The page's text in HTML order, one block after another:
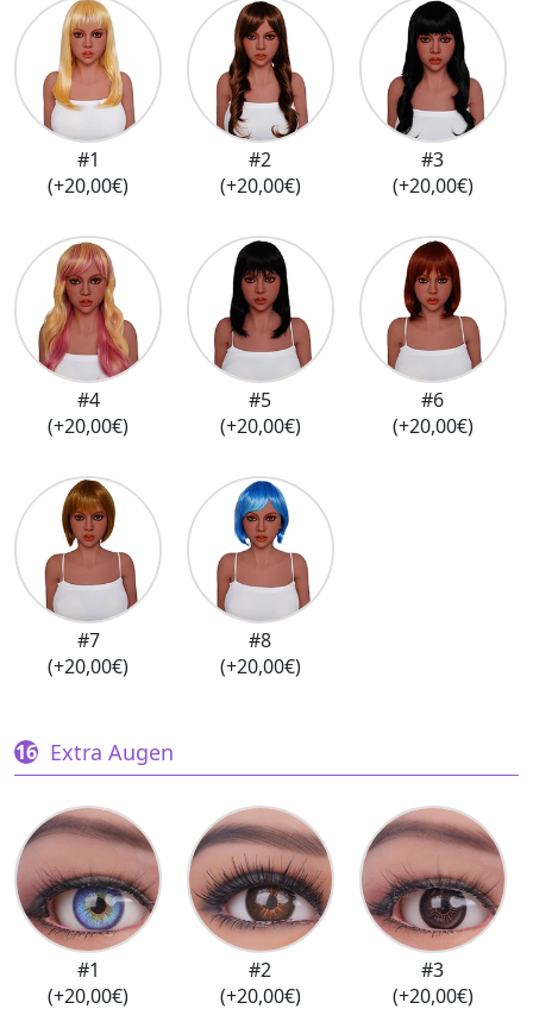
#1
(+20,00€)
#2
(+20,00€)
#3
(+20,00€)
#4
(+20,00€)
#5
(+20,00€)
#6
(+20,00€)
#7
(+20,00€)
#8
(+20,00€)
Extra Augen
#1
(+20,00€)
#2
(+20,00€)
#3
(+20,00€)